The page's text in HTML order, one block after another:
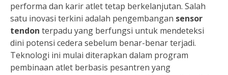
performa dan karir atlet tetap berkelanjutan. Salah
satu inovasi terkini adalah pengembangan sensor
tendon terpadu yang berfungsi untuk mendeteksi
dini potensi cedera sebelum benar-benar terjadi.
Teknologi ini mulai diterapkan dalam program
pembinaan atlet berbasis pesantren yang